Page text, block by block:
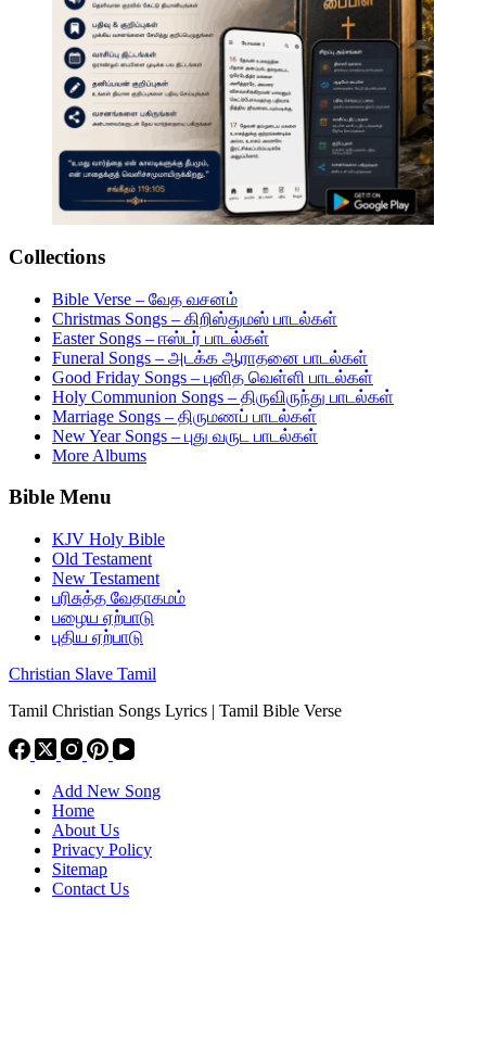
Collections
Bible Verse – வேத வசனம்
Christmas Songs – கிறிஸ்துமஸ் பாடல்கள்
Easter Songs – ஈஸ்டர் பாடல்கள்
Funeral Songs – அடக்க ஆராதனை பாடல்கள்
Good Friday Songs – புனித வெள்ளி பாடல்கள்
Holy Communion Songs – திருவிருந்து பாடல்கள்
Marriage Songs – திருமணப் பாடல்கள்
New Year Songs – புது வருட பாடல்கள்
More Albums
Bible Menu
KJV Holy Bible
Old Testament
New Testament
பரிசுத்த வேதாகமம்
பழைய ஏற்பாடு
புதிய ஏற்பாடு
Christian Slave Tamil
Tamil Christian Songs Lyrics | Tamil Bible Verse
Add New Song
Home
About Us
Privacy Policy
Sitemap
Contact Us